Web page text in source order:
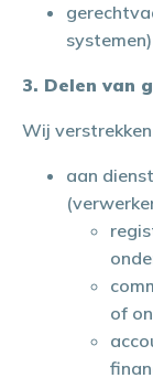
systemen)
3. Delen van
Wij
aan
of